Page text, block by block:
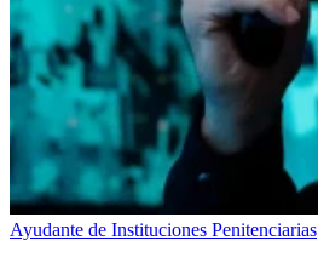
Ayudante de Instituciones Penitenciarias